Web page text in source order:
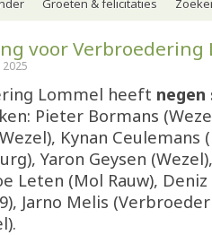
Groeten & felicitaties
voor Verbroedering
Lommel heeft negen
Pieter Bormans
Kynan Ceulemans
Yaron Geysen
Leten (Mol Rauw),
Jarno Melis